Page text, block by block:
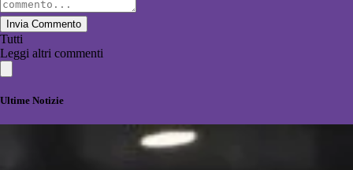
Invia Commento
Tutti
Leggi altri commenti
Ultime Notizie